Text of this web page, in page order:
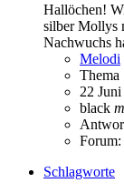
Hallöchen!
silber Mollys
Nachwuchs
Melodi
Thema
22 Juni
black
Forum:
Schlagworte